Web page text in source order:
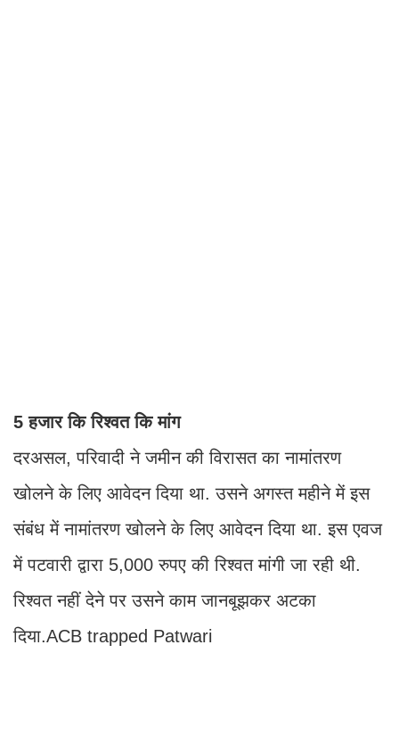
5 हजार कि रिश्वत कि मांग
दरअसल, परिवादी ने जमीन की विरासत का नामांतरण
खोलने के लिए आवेदन दिया था. उसने अगस्त महीने में इस
संबंध में नामांतरण खोलने के लिए आवेदन दिया था. इस एवज
में पटवारी द्वारा 5,000 रुपए की रिश्वत मांगी जा रही थी.
रिश्वत नहीं देने पर उसने काम जानबूझकर अटका
दिया.ACB trapped Patwari